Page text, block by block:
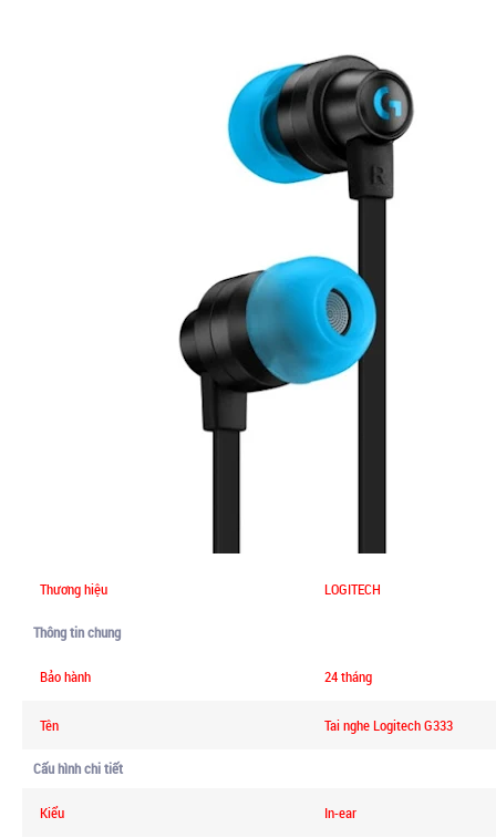
Thương hiệu LOGITECH
Thông tin chung
Bảo hành 24 tháng
Tên Tai nghe Logitech G333
Cấu hình chi tiết
Kiểu In-ear